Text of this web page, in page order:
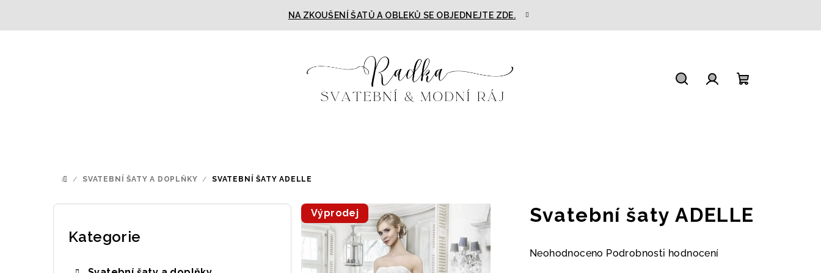
NA ZKOUŠENÍ ŠATŮ A OBLEKŮ SE OBJEDNEJTE ZDE.
DOMŮ
/ SVATEBNÍ ŠATY A DOPLŇKY / SVATEBNÍ ŠATY ADELLE
P
Přeskočit
Kategorie
Svatební šaty ADELLE
Průměrné
Neohodnoceno Podrobnosti hodnocení
Výprodej